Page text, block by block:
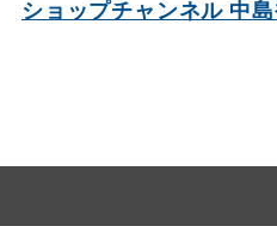
ショップチャンネル 中